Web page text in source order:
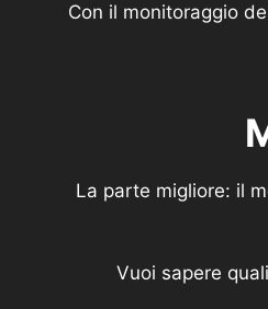
Con il monitoraggio
La parte migliore: il
Vuoi sapere